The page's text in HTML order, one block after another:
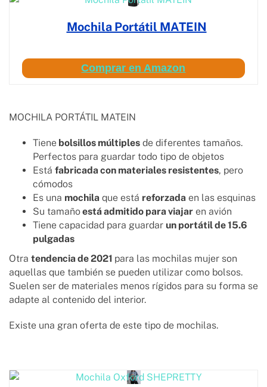
Mochila Portátil MATEIN
Comprar en Amazon
MOCHILA PORTÁTIL MATEIN
Tiene bolsillos múltiples de diferentes tamaños.
Perfectos para guardar todo tipo de objetos
Está fabricada con materiales resistentes, pero
cómodos
Es una mochila que está reforzada en las esquinas
Su tamañoestá admitido para viajar en avión
Tiene capacidad para guardar un portátil de 15.6
pulgadas
Otra tendencia de 2021 para las mochilas mujer son
aquellas que también se pueden utilizar como bolsos.
Suelen ser de materiales menos rígidos para su forma se
adapte al contenido del interior.
Existe una gran oferta de este tipo de mochilas.